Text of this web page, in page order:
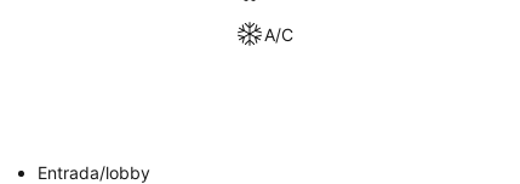
A/C
Entrada/lobby